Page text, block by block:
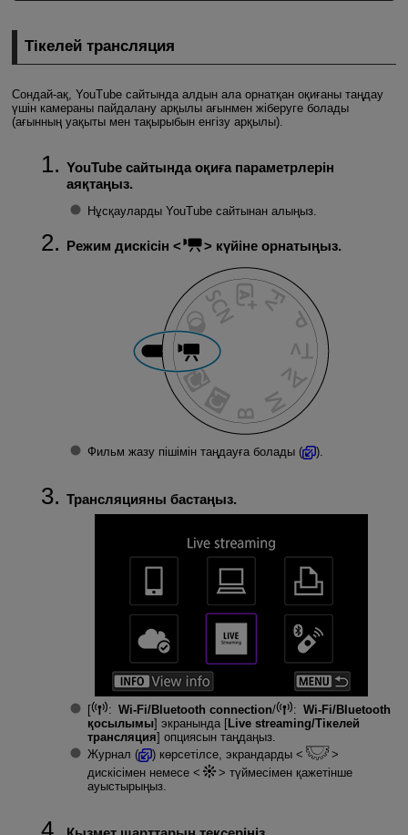
Тікелей трансляция
Сондай-ақ, YouTube сайтында алдын ала орнатқан оқиғаны таңдау
үшін камераны пайдалану арқылы ағынмен жіберуге болады
(ағынның уақыты мен тақырыбын енгізу арқылы).
YouTube сайтында оқиға параметрлерін
аяқтаңыз.
Нұсқауларды YouTube сайтынан алыңыз.
Режим дискісін күйіне орнатыңыз.
Фильм жазу пішімін таңдауға болады ( ).
Трансляцияны бастаңыз.
[ : Wi-Fi/Bluetooth connection/ : Wi-Fi/Bluetooth
қосылымы] экранында [Live streaming/Тікелей
трансляция] опциясын таңдаңыз.
Журнал (
) көрсетілсе, экрандарды
дискісімен немесе
түймесімен қажетінше
ауыстырыңыз.